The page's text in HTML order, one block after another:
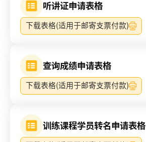
听讲证申请表格
下载表格(适用于邮寄支票付款)
查询成绩申请表格
下载表格(适用于邮寄支票付款)
训练课程学员转名申请表格